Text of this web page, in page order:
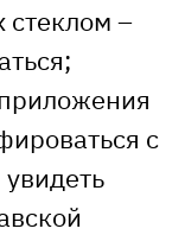
стеклом –
с